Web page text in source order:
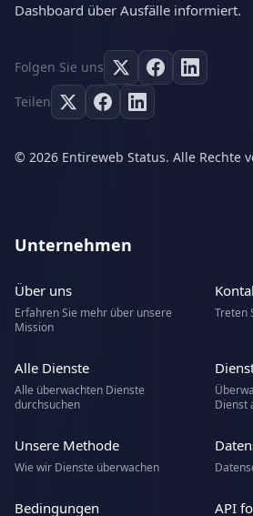
Dashboard über Ausfälle informiert.
Folgen Sie uns
Teilen
© 2026 Entireweb Status. Alle Rechte
Unternehmen
Über uns
Erfahren Sie mehr über unsere
Mission
Treten
Alle Dienste
Alle überwachten Dienste
durchsuchen
Dienst
Unsere Methode
Wie wir Dienste überwachen
Bedingungen API